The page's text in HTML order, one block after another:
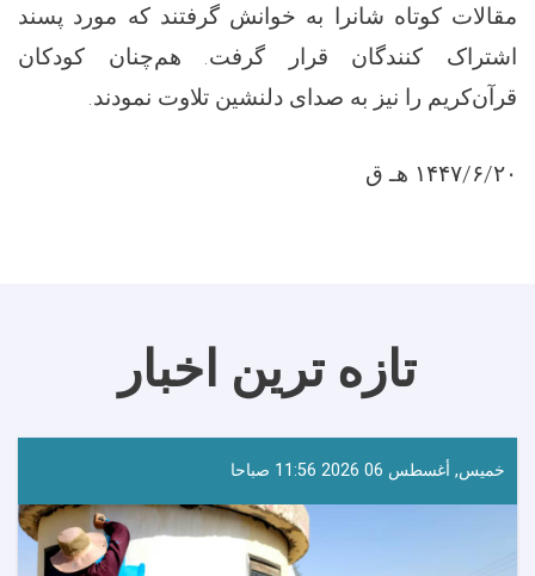
مقالات کوتاه شانرا به خوانش گرفتند که مورد پسند
اشتراک کنندگان قرار گرفت. هم‌چنان کودکان
قرآن‌کریم را نیز به صدای دلنشین تلاوت نمودند.
۱۴۴۷/۶/۲۰ هـ ق
تازه ترین اخبار
خميس, أغسطس 06 2026 11:56 صباحا